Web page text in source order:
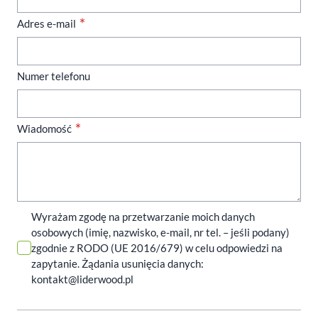
Adres e-mail
Numer telefonu
Wiadomość
Wyrażam zgodę na przetwarzanie moich danych
osobowych (imię, nazwisko, e-mail, nr tel. – jeśli podany)
zgodnie z RODO (UE 2016/679) w celu odpowiedzi na
zapytanie. Żądania usunięcia danych:
kontakt@liderwood.pl